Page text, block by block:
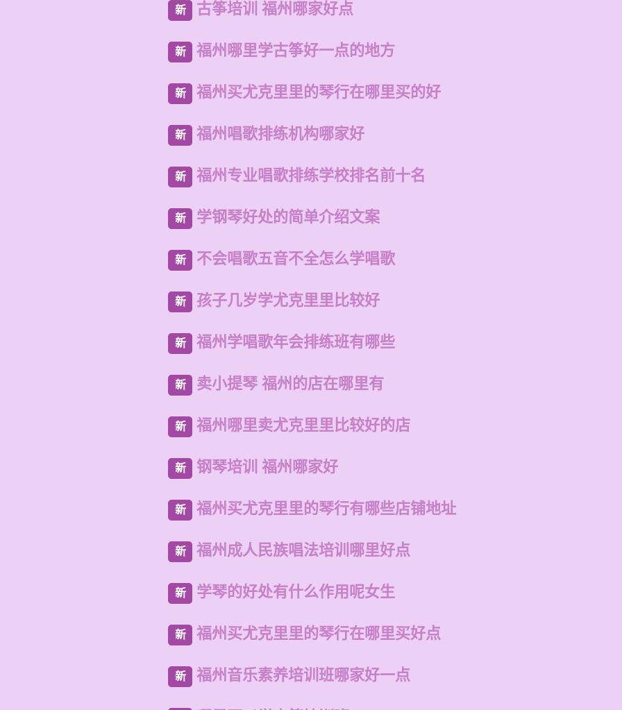
新 古筝培训 福州哪家好点
新 福州哪里学古筝好一点的地方
新 福州买尤克里里的琴行在哪里买的好
新 福州唱歌排练机构哪家好
新 福州专业唱歌排练学校排名前十名
新 学钢琴好处的简单介绍文案
新 不会唱歌五音不全怎么学唱歌
新 孩子几岁学尤克里里比较好
新 福州学唱歌年会排练班有哪些
新 卖小提琴 福州的店在哪里有
新 福州哪里卖尤克里里比较好的店
新 钢琴培训 福州哪家好
新 福州买尤克里里的琴行有哪些店铺地址
新 福州成人民族唱法培训哪里好点
新 学琴的好处有什么作用呢女生
新 福州买尤克里里的琴行在哪里买好点
新 福州音乐素养培训班哪家好一点